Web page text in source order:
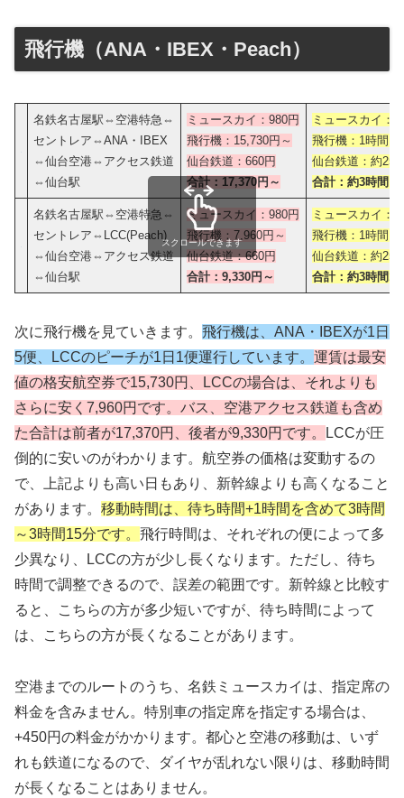
飛行機（ANA・IBEX・Peach）
名鉄名古屋駅⇔空港特急⇔
セントレア⇔ANA・IBEX
⇔仙台空港⇔アクセス鉄道
⇔仙台駅
ミュースカイ：980円
飛行機：15,730円～
仙台鉄道：660円
合計：17,370円～
ミュースカイ：
飛行機：1時間～
仙台鉄道：約25
合計：約3時間
名鉄名古屋駅⇔空港特急⇔
セントレア⇔LCC(Peach)
⇔仙台空港⇔アクセス鉄道
⇔仙台駅
ミュースカイ：980円
飛行機：7,960円～
仙台鉄道：660円
合計：9,330円～
ミュースカイ：
飛行機：1時間15
仙台鉄道：約25
合計：約3時間15
スクロールできます
次に飛行機を見ていきます。 飛行機は、ANA・IBEXが1日
5便、LCCのピーチが1日1便運行しています。 運賃は最安
値の格安航空券で15,730円、LCCの場合は、それよりも
さらに安く7,960円です。バス、空港アクセス鉄道も含め
た合計は前者が17,370円、後者が9,330円です。
LCCが圧
倒的に安いのがわかります。航空券の価格は変動するの
で、上記よりも高い日もあり、新幹線よりも高くなること
があります。 移動時間は、待ち時間+1時間を含めて3時間
～3時間15分です。 飛行時間は、それぞれの便によって多
少異なり、LCCの方が少し長くなります。ただし、待ち
時間で調整できるので、誤差の範囲です。新幹線と比較す
ると、こちらの方が多少短いですが、待ち時間によって
は、こちらの方が長くなることがあります。
空港までのルートのうち、名鉄ミュースカイは、指定席の
料金を含みません。特別車の指定席を指定する場合は、
+450円の料金がかかります。都心と空港の移動は、いず
れも鉄道になるので、ダイヤが乱れない限りは、移動時間
が長くなることはありません。